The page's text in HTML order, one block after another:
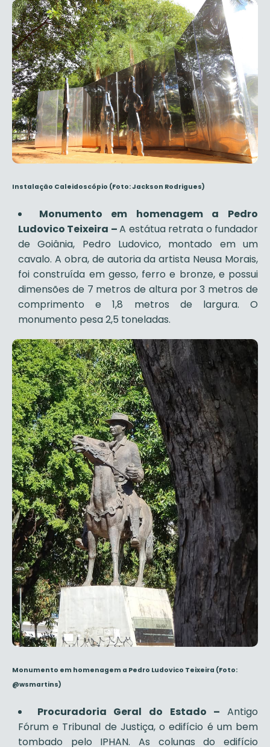
Instalação Caleidoscópio (Foto: Jackson Rodrigues)
Monumento em homenagem a Pedro
Ludovico Teixeira –A estátua retrata o fundador
de Goiânia, Pedro Ludovico, montado em um
cavalo. A obra, de autoria da artista Neusa Morais,
foi construída em gesso, ferro e bronze, e possui
dimensões de 7 metros de altura por 3 metros de
comprimento e 1,8 metros de largura. O
monumento pesa 2,5 toneladas.
Monumento em homenagem a Pedro Ludovico Teixeira (Foto:
@wsmartins)
Procuradoria Geral do Estado –Antigo
Fórum e Tribunal de Justiça, o edifício é um bem
tombado pelo IPHAN. As colunas do edifício